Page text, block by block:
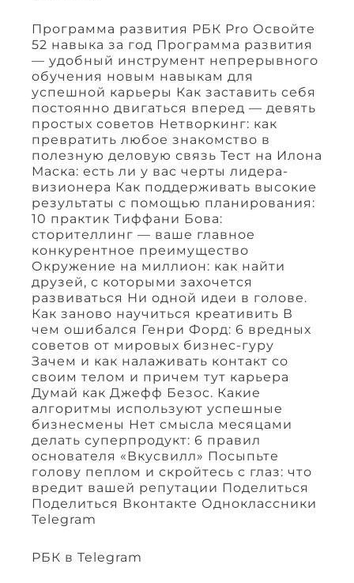
Программа развития РБК Pro Освойте
52 навыка за год Программа развития
— удобный инструмент непрерывного
обучения новым навыкам для
успешной карьеры Как заставить себя
постоянно двигаться вперед — девять
простых советов Нетворкинг: как
превратить любое знакомство в
полезную деловую связь Тест на Илона
Маска: есть ли у вас черты лидера-
визионера Как поддерживать высокие
результаты с помощью планирования:
10 практик Тиффани Бова:
сторителлинг — ваше главное
конкурентное преимущество
Окружение на миллион: как найти
друзей, с которыми захочется
развиваться Ни одной идеи в голове.
Как заново научиться креативить В
чем ошибался Генри Форд: 6 вредных
советов от мировых бизнес-гуру
Зачем и как налаживать контакт со
своим телом и причем тут карьера
Думай как Джефф Безос. Какие
алгоритмы используют успешные
бизнесмены Нет смысла месяцами
делать суперпродукт: 6 правил
основателя «Вкусвилл» Посыпьте
голову пеплом и скройтесь с глаз: что
вредит вашей репутации Поделиться
Поделиться Вконтакте Одноклассники
Telegram
РБК в Telegram